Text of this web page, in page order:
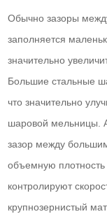
Обычно зазоры
заполняется
значительно
Большие стальные
что значительно
шаровой мельницы.
зазор между
объемную
контролируют
крупнозернистый